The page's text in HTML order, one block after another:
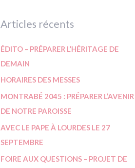
Articles récents
ÉDITO – PRÉPARER L’HÉRITAGE DE
DEMAIN
HORAIRES DES MESSES
MONTRABÉ 2045 : PRÉPARER L’AVENIR
DE NOTRE PAROISSE
AVEC LE PAPE À LOURDES LE 27
SEPTEMBRE
FOIRE AUX QUESTIONS – PROJET DE